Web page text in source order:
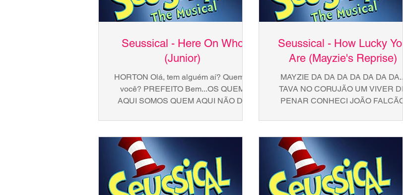
Seussical - Here On Who
(Junior)
HORTON Olá, tem alguém aí? Quem é
você? PREFEITO Bem...OS QUEM
AQUI SOMOS QUEM AQUI NÃO DA
Seussical - How Lucky You
Are (Mayzie's Reprise)
MAYZIE DA DA DA DA DA DA DA...
TAVA NO CORUJÃO UM VIVER DE
PENAR CONHECI JOÃO FALCÃO